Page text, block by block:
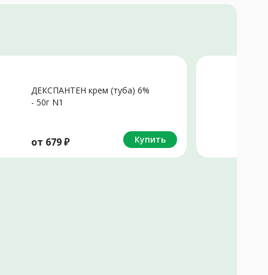
ДЕКСПАНТЕН крем (туба) 6%
- 50г N1
от 679₽ Купить